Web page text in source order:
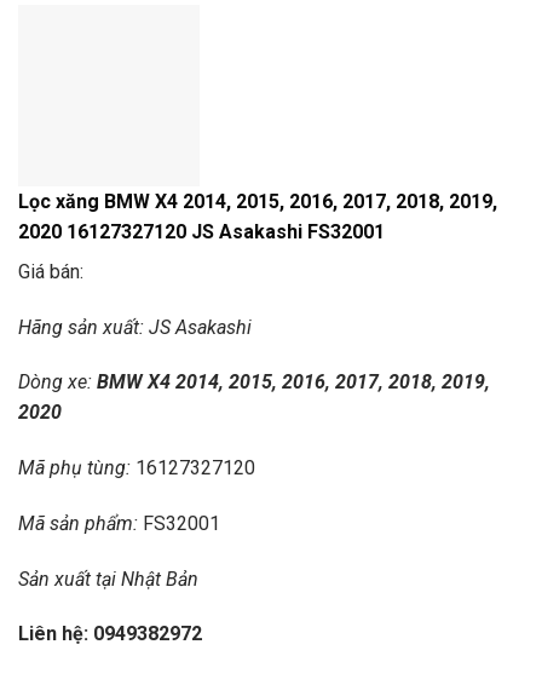
Lọc xăng BMW X4 2014, 2015, 2016, 2017, 2018, 2019,
2020 16127327120 JS Asakashi FS32001
Giá bán:
Hãng sản xuất: JS Asakashi
Dòng xe: BMW X4 2014, 2015, 2016, 2017, 2018, 2019,
2020
Mã phụ tùng: 16127327120
Mã sản phẩm: FS32001
Sản xuất tại Nhật Bản
Liên hệ: 0949382972